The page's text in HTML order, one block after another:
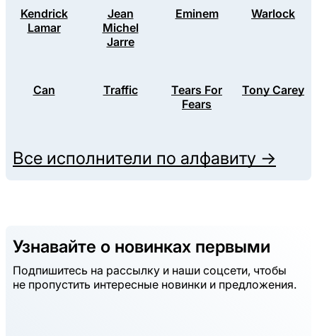
Kendrick
Lamar
Jean
Michel
Jarre
Eminem Warlock
Can Traffic
Tears For
Fears
Tony Carey
Все исполнители по алфавиту →
Узнавайте о новинках первыми
Подпишитесь на рассылку и наши соцсети, чтобы
не пропустить интересные новинки и предложения.